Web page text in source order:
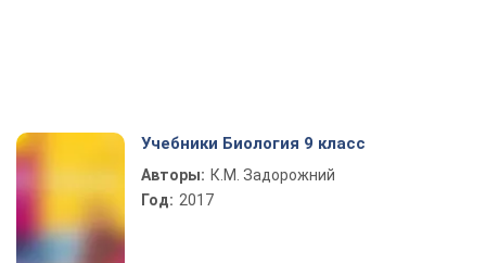
Учебники Биология 9 класс
Авторы: К.М. Задорожний
Год: 2017